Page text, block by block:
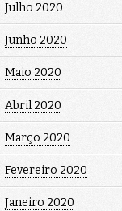
Julho 2020
Junho 2020
Maio 2020
Abril 2020
Março 2020
Fevereiro 2020
Janeiro 2020